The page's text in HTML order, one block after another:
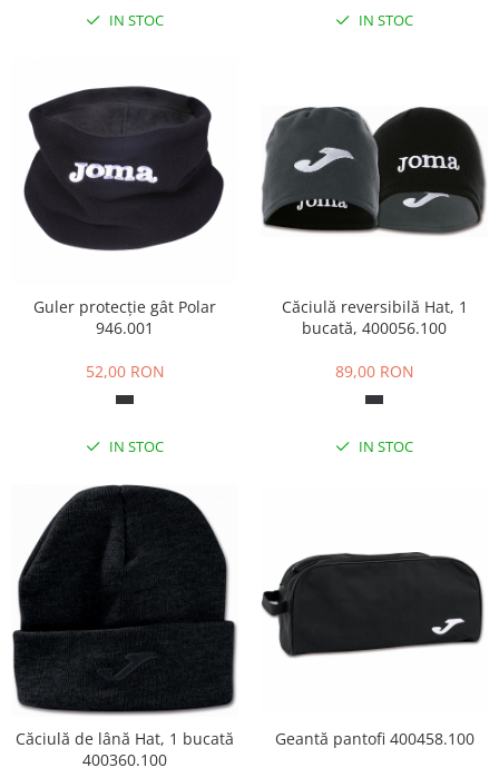
IN STOC IN STOC
Guler protecție gât Polar
946.001
52,00 RON
IN STOC
Căciulă reversibilă Hat, 1
bucată, 400056.100
89,00 RON
IN STOC
Căciulă de lână Hat, 1 bucată
400360.100
Geantă pantofi 400458.100